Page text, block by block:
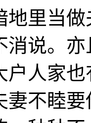
地里当
消说。
户人家
妻不睦